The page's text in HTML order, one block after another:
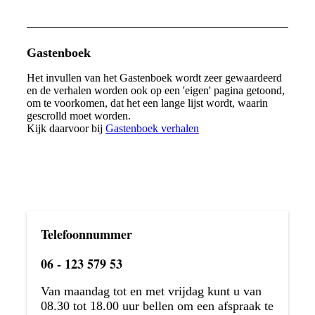
Gastenboek
Het invullen van het Gastenboek wordt zeer gewaardeerd
en de verhalen worden ook op een 'eigen' pagina getoond,
om te voorkomen, dat het een lange lijst wordt, waarin
gescrolld moet worden.
Kijk daarvoor bij Gastenboek verhalen
Telefoonnummer
06 - 123 579 53
Van maandag tot en met vrijdag kunt u van
08.30 tot 18.00 uur bellen om een afspraak te